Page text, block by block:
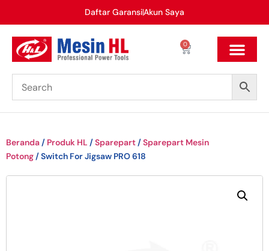
Daftar GaransiAkun Saya
0
Beranda / Produk HL /Sparepart /Sparepart Mesin
Potong / Switch For Jigsaw PRO 618